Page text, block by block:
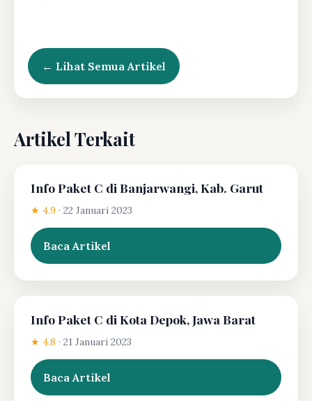
← Lihat Semua Artikel
Artikel Terkait
Info Paket C di Banjarwangi, Kab. Garut
★ 4.9 · 22 Januari 2023
Baca Artikel
Info Paket C di Kota Depok, Jawa Barat
★ 4.8 · 21 Januari 2023
Baca Artikel